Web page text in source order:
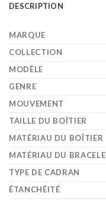
DESCRIPTION
MARQUE
COLLECTION
MODÈLE
GENRE
MOUVEMENT
TAILLE DU BOÎTIER
MATÉRIAU DU BOÎTIER
MATÉRIAU DU
TYPE DE CADRAN
ÉTANCHÉITÉ